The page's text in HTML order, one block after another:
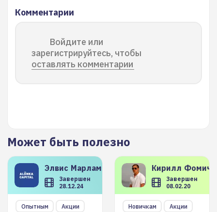
Комментарии
Войдите или
зарегистрируйтесь, чтобы
оставлять комментарии
Может быть полезно
Элвис Марламов
Завершен
28.12.24
Опытным
Акции
Кирилл
Завершен
08.02.20
Новичкам
Акции